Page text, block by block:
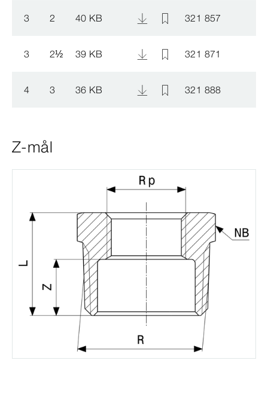
3 2 40 KB 321 857
3 2½ 39 KB 321 871
4 3 36 KB 321 888
Z-mål